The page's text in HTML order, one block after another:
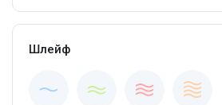
Шлейф